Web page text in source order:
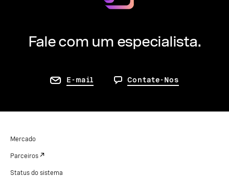
Fale com um especialista.
E-mail Contate-Nos
Mercado
Parceiros
Status do sistema